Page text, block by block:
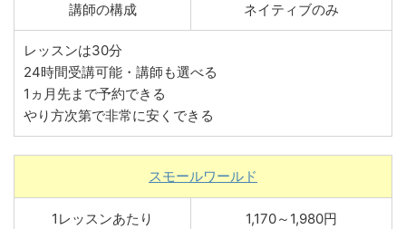
講師の構成 ネイティブのみ
レッスンは30分
24時間受講可能・講師も選べる
1ヵ月先まで予約できる
やり方次第で非常に安くできる
スモールワールド
1レッスンあたり 1,170～1,980円